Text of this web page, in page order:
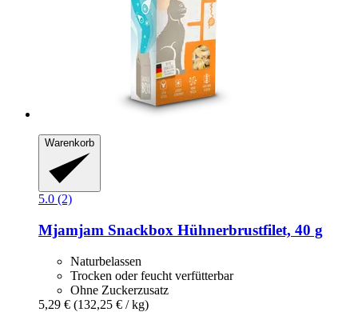
Warenkorb
5.0 (2)
Mjamjam Snackbox Hühnerbrustfilet, 40 g
Naturbelassen
Trocken oder feucht verfütterbar
Ohne Zuckerzusatz
5,29 € (132,25 € / kg)